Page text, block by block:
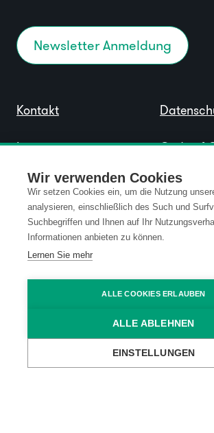
Wir verwenden Cookies
Wir setzen Cookies ein, um die Nutzung
analysieren, einschließlich des Such und
Suchbegriffen und Ihnen auf Ihr
Informationen anbieten zu können.
Lernen Sie mehr
ALLE COOKIES ERLAUBEN
ALLE ABLEHNEN
EINSTELLUNGEN
Newsletter Anmeldung
Kontakt
Impressum
AGB
Code of